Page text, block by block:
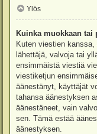
Ylös
Kuinka muokkaan tai
Kuten viestien
lähettäjä, valvoja tai
ensimmäistä viestiä
viestiketjun
äänestänyt, käyttäjät
tahansa äänestyksen
äänestäneet, vain
sen. Tämä estää
äänestyksen.